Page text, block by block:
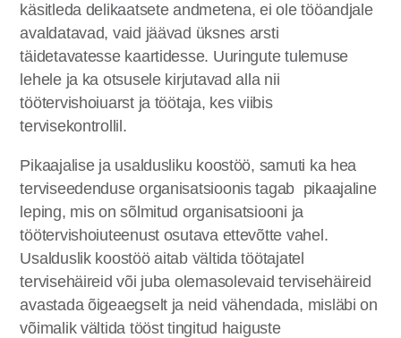
käsitleda delikaatsete andmetena, ei ole tööandjale
avaldatavad, vaid jäävad üksnes arsti
täidetavatesse kaartidesse. Uuringute tulemuse
lehele ja ka otsusele kirjutavad alla nii
töötervishoiuarst ja töötaja, kes viibis
tervisekontrollil.
Pikaajalise ja usaldusliku koostöö, samuti ka hea
terviseedenduse organisatsioonis tagab pikaajaline
leping, mis on sõlmitud organisatsiooni ja
töötervishoiuteenust osutava ettevõtte vahel.
Usalduslik koostöö aitab vältida töötajatel
tervisehäireid või juba olemasolevaid tervisehäireid
avastada õigeaegselt ja neid vähendada, misläbi on
võimalik vältida tööst tingitud haiguste